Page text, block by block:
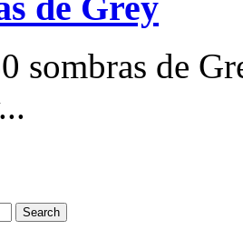
sombras de